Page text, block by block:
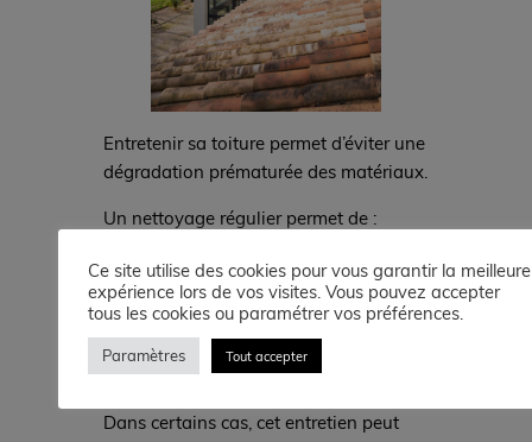
Entretenir sa toiture permet d’éviter une
dégradation prématurée des matériaux.
Un nettoyage régulier permet de :
✔ éliminer les mousses
✔ préserver les tuiles
✔ éviter les infiltrations
✔ prolonger la durée de vie de la
toiture
Dans certains cas, cet entretien peut
Ce site utilise des cookies pour vous garantir la meilleure
expérience lors de vos visites. Vous pouvez accepter
tous les cookies ou paramétrer vos préférences.
Paramètres Tout accepter